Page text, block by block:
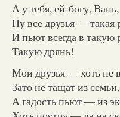
А у тебя, ей-богу, Вань,
Ну все друзья — такая
И пьют всегда в такую
Такую дрянь!
Мои друзья — хоть не
Зато не тащат из
А гадость пьют — из